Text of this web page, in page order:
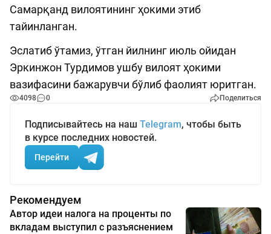
Самарқанд вилоятининг ҳокими этиб
тайинланган.
Эслатиб ўтамиз, ўтган йилнинг июль ойидан
Эркинжон Турдимов ушбу вилоят ҳокими
вазифасини бажарувчи бўлиб фаолият юритган.
4098 0 Поделиться
Подписывайтесь на наш Telegram, чтобы быть
в курсе последних новостей.
Перейти
Рекомендуем
Автор идеи налога на проценты по
вкладам выступил с разъяснением